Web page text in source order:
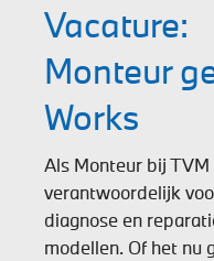
Vacature:
Monteur
Works
Als Monteur bij
verantwoordelijk
diagnose en
modellen. Of het nu